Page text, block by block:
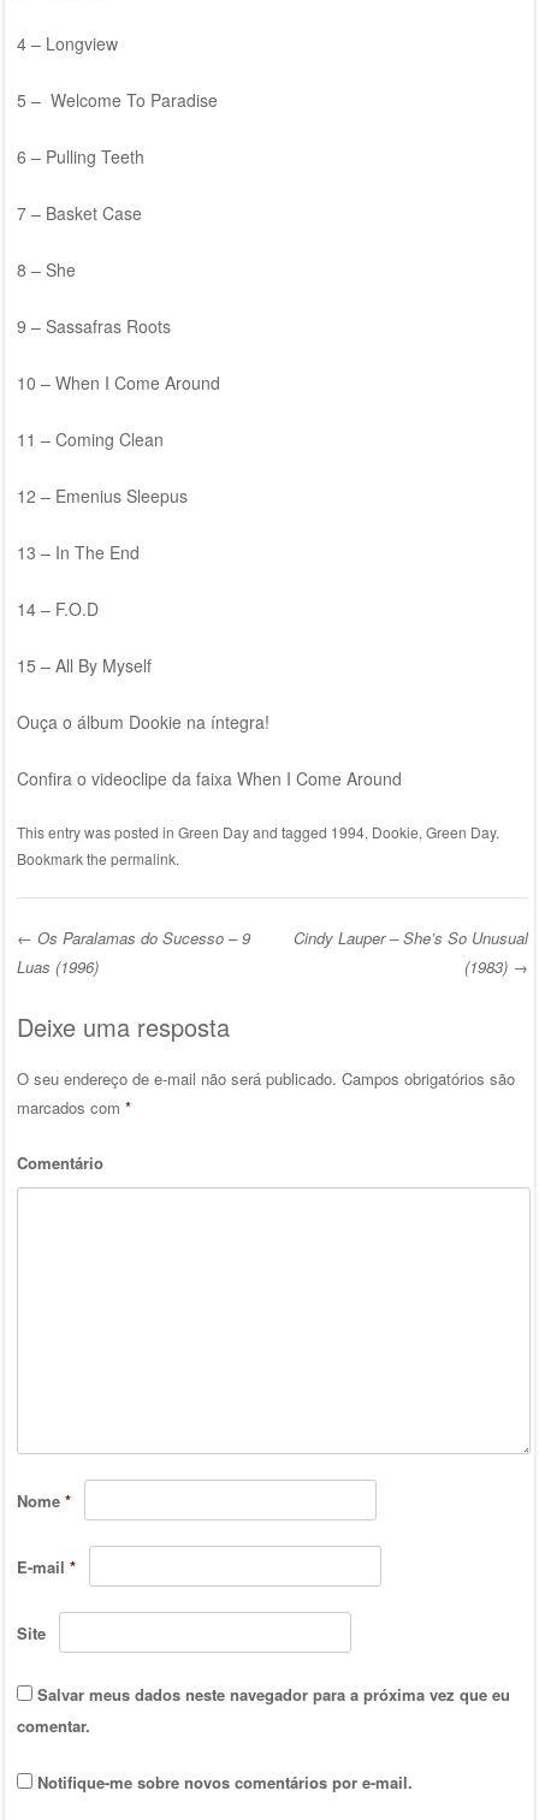
4 – Longview
5 – Welcome To Paradise
6 – Pulling Teeth
7 – Basket Case
8 – She
9 – Sassafras Roots
10 – When I Come Around
11 – Coming Clean
12 – Emenius Sleepus
13 – In The End
14 – F.O.D
15 – All By Myself
Ouça o álbum Dookie na íntegra!
Confira o videoclipe da faixa When I Come Around
This entry was posted in Green Dayand tagged 1994, Dookie, Green Day.
Bookmark the permalink.
Post navigation
← Os Paralamas do Sucesso – 9
Luas (1996)
Cindy Lauper – She’s So Unusual
(1983) →
Deixe uma resposta
O seu endereço de e-mail não será publicado. Campos obrigatórios são
marcados com *
Comentário
Nome *
E-mail *
Site
Salvar meus dados neste navegador para a próxima vez que eu
comentar.
Notifique-me sobre novos comentários por e-mail.